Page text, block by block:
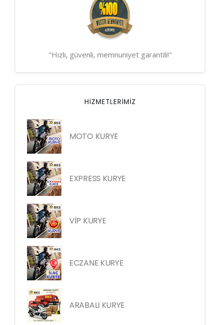
"Hızlı, güvenli, memnuniyet garantili!"
HIZMETLERIMIZ
MOTO KURYE
EXPRESS KURYE
VİP KURYE
ECZANE KURYE
ARABALI KURYE